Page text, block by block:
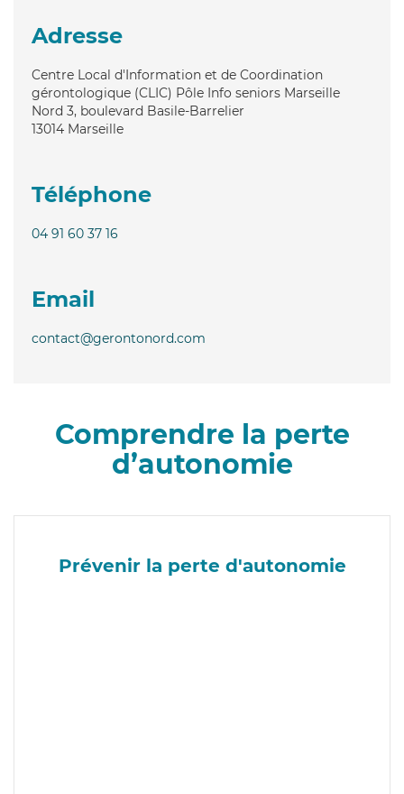
Adresse
Centre Local d'Information et de Coordination
gérontologique (CLIC) Pôle Info seniors Marseille
Nord 3, boulevard Basile-Barrelier
13014 Marseille
Téléphone
04 91 60 37 16
Email
contact@gerontonord.com
Comprendre la perte
d’autonomie
Prévenir la perte d'autonomie